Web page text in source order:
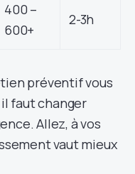
400 –
600+
2-3h
préventif vous
faut changer
Allez, à vos
vaut mieux